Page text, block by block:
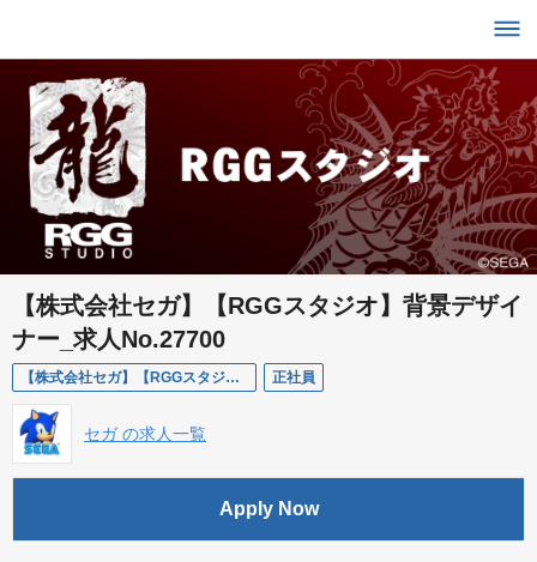
【株式会社セガ】【RGGスタジオ】背景デザイ
ナー_求人No.27700
【株式会社セガ】【RGGスタジオ】背景デザイナー_求人No.27700 正社員
セガ の求人一覧
Apply Now